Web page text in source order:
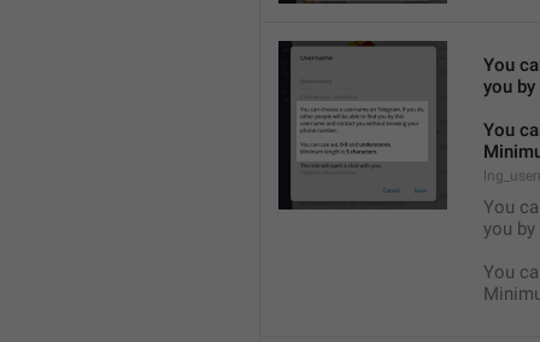
You
you
You
You
you
You